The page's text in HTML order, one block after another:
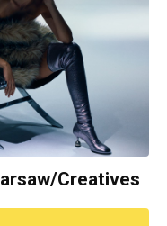
Creatives